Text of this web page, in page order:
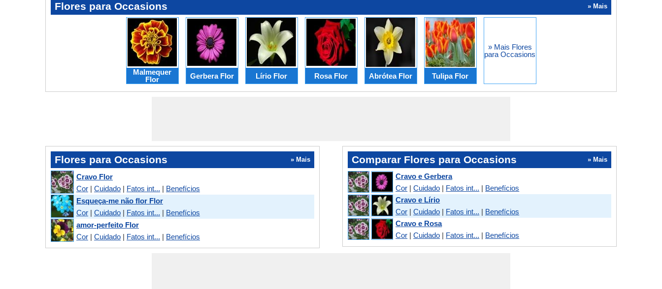
Flores para Occasions » Mais
Malmequer
Flor
Gerbera Flor Lírio Flor Rosa Flor Abrótea Flor Tulipa Flor
» Mais Flores
para Occasions
Flores para Occasions » Mais
Cravo Flor
Cor | Cuidado | Fatos int... | Benefícios
Esqueça-me não flor Flor
Cor | Cuidado | Fatos int... | Benefícios
amor-perfeito Flor
Cor | Cuidado | Fatos int... | Benefícios
Comparar Flores para Occasions » Mais
Cravo e Gerbera
Cor |Cuidado | Fatos int... | Benefícios
Cravo e Lírio
Cor |Cuidado | Fatos int... | Benefícios
Cravo e Rosa
Cor |Cuidado | Fatos int... | Benefícios